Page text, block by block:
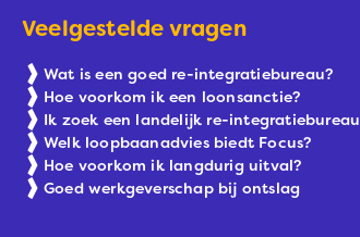
Veelgestelde vragen
Wat is een goed re-integratiebureau?
Hoe voorkom ik een loonsanctie?
Ik zoek een landelijk re-integratiebureau
Welk loopbaanadvies biedt Focus?
Hoe voorkom ik langdurig uitval?
Goed werkgeverschap bij ontslag